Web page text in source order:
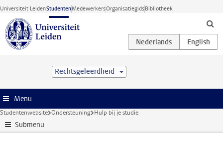
Ga direct naar de inhoud
Universiteit LeidenStudentenMedewerkersOrganisatiegidsBibliotheek
Rechtsgeleerdheid
Menu
Studentenwebsite Ondersteuning Hulp bij je studie
Submenu